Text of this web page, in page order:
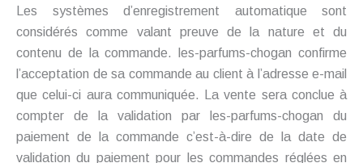
Les systèmes d’enregistrement automatique sont
considérés comme valant preuve de la nature et du
contenu de la commande. les-parfums-chogan confirme
l’acceptation de sa commande au client à l’adresse e-mail
que celui-ci aura communiquée. La vente sera conclue à
compter de la validation par les-parfums-chogan du
paiement de la commande c’est-à-dire de la date de
validation du paiement pour les commandes réglées en